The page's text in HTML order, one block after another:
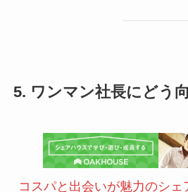
5. ワンマン社長にどう
コスパと出会いが魅力のシ